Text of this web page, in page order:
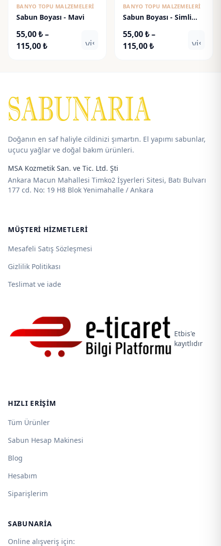
BANYO TOPU MALZEMELERI
Sabun Boyası - Mavi
55,00₺–
115,00₺Fiyat
visibility
BANYO TOPU MALZEMELERI
Sabun Boyası - Simli
55,00₺–
115,00₺Fiyat
Doğanın en saf haliyle cildinizi şımartın. El yapımı sabunlar,
uçucu yağlar ve doğal bakım ürünleri.
MSA Kozmetik San. ve Tic. Ltd. Şti
Ankara Macun Mahallesi Timko2 İşyerleri Sitesi, Batı Bulvarı
177 cd. No: 19 H8 Blok Yenimahalle / Ankara
MÜŞTERI HIZMETLERI
Mesafeli Satış Sözleşmesi
Gizlilik Politikası
Teslimat ve iade
Etbis'e
kayıtlıdır
HIZLI ERIŞIM
Tüm Ürünler
Sabun Hesap Makinesi
Blog
Hesabım
Siparişlerim
SABUNARIA
Online alışveriş için: